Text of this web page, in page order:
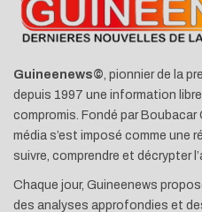
Guineenews© , pionnier de la
depuis 1997 une information
compromis. Fondé par Boubacar
média s’est imposé comme une
suivre, comprendre et décrypter
Chaque jour, Guineenews
des analyses approfondies et